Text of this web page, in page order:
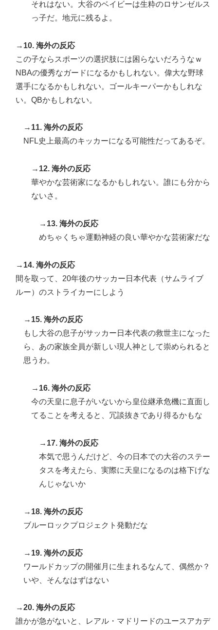
それはない。大谷のベイビーは生粋のロサンゼルス
っ子だ。地元に残るよ。
→10. 海外の反応
この子ならスポーツの選択肢には困らないだろうなｗ
NBAの優秀なガードになるかもしれない。偉大な野球
選手になるかもしれない。ゴールキーパーかもしれな
い。QBかもしれない。
→11. 海外の反応
NFL史上最高のキッカーになる可能性だってあるぞ。
→12. 海外の反応
華やかな芸術家になるかもしれない。誰にも分から
ないさ。
→13. 海外の反応
めちゃくちゃ運動神経の良い華やかな芸術家だな
→14. 海外の反応
間を取って、20年後のサッカー日本代表（サムライブ
ルー）のストライカーにしよう
→15. 海外の反応
もし大谷の息子がサッカー日本代表の救世主になった
ら、あの家族全員が新しい現人神として崇められると
思うわ。
→16. 海外の反応
今の天皇に息子がいないから皇位継承危機に直面し
てることを考えると、冗談抜きであり得るかもな
→17. 海外の反応
本気で思うんだけど、今の日本での大谷のステー
タスを考えたら、実際に天皇になるのは格下げな
んじゃないか
→18. 海外の反応
ブルーロックプロジェクト発動だな
→19. 海外の反応
ワールドカップの開催月に生まれるなんて、偶然か？
いや、そんなはずはない
→20. 海外の反応
誰かが急がないと、レアル・マドリードのユースアカデ